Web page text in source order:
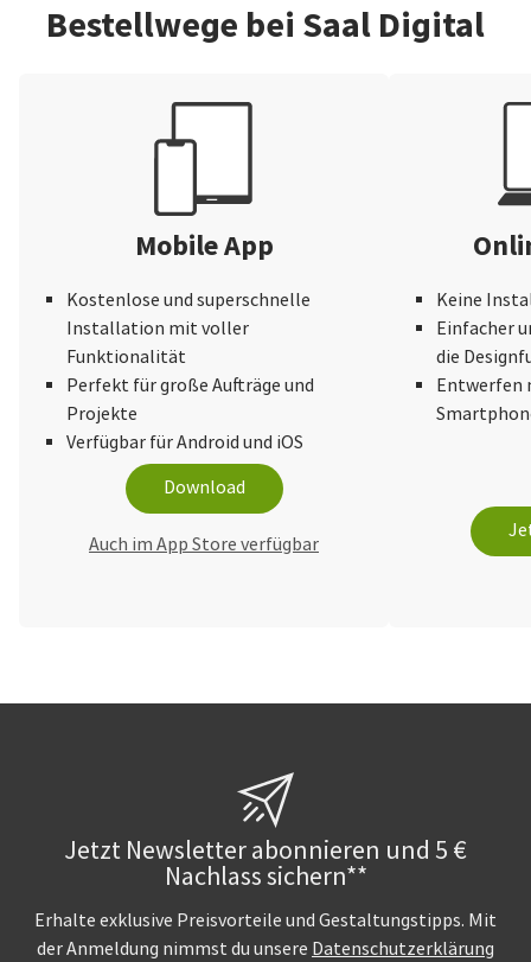
Bestellwege bei Saal Digital
Mobile App
Kostenlose und superschnelle
Installation mit voller
Funktionalität
Perfekt für große Aufträge und
Projekte
Verfügbar für Android und iOS
Download
Auch im App Store verfügbar
Keine
Einfacher
die
Entwerfen
Jetzt Newsletter abonnieren und 5 €
Nachlass sichern**
Erhalte exklusive Preisvorteile und Gestaltungstipps. Mit
der Anmeldung nimmst du unsere Datenschutzerklärung